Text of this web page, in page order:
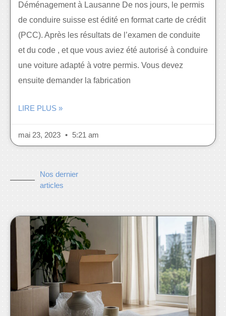
Déménagement à Lausanne De nos jours, le permis
de conduire suisse est édité en format carte de crédit
(PCC). Après les résultats de l’examen de conduite
et du code , et que vous aviez été autorisé à conduire
une voiture adapté à votre permis. Vous devez
ensuite demander la fabrication
LIRE PLUS »
mai 23, 2023 5:21 am
Nos dernier
articles